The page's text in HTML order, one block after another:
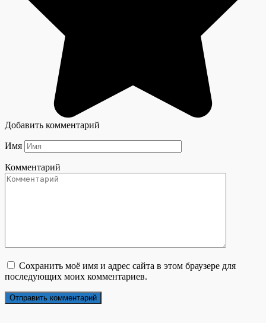
Добавить комментарий
Имя
Комментарий
Сохранить моё имя и адрес сайта в этом браузере для
последующих моих комментариев.